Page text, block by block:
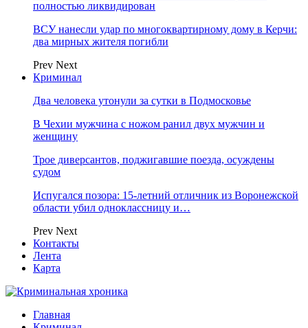
полностью ликвидирован
ВСУ нанесли удар по многоквартирному дому в Керчи:
два мирных жителя погибли
Prev Next
Криминал
Два человека утонули за сутки в Подмосковье
В Чехии мужчина с ножом ранил двух мужчин и
женщину
Трое диверсантов, поджигавшие поезда, осуждены
судом
Испугался позора: 15-летний отличник из Воронежской
области убил одноклассницу и…
Prev Next
Контакты
Лента
Карта
Главная